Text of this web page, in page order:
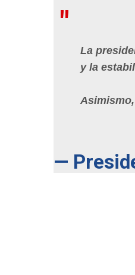
La
y la
—